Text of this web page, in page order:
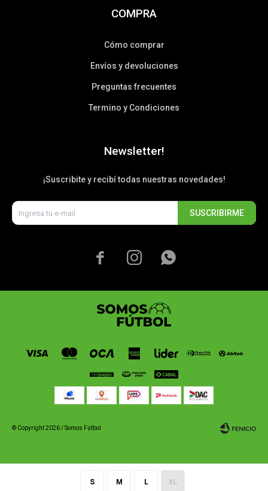
S M L XL
COMPRA
Cómo comprar
Envíos y devoluciones
Preguntas frecuentes
Termino y Condiciones
Newsletter!
¡Suscribite y recibí todas nuestras novedades!
SUSCRIBIRME
  
© Copyright 2026 / Somos Fútbol